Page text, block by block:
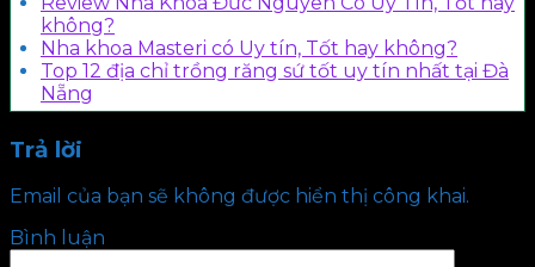
không?
Nha khoa Masteri có Uy tín, Tốt hay không?
Top 12 địa chỉ trồng răng sứ tốt uy tín nhất tại Đà
Nẵng
Trả lời
Email của bạn sẽ không được hiển thị công khai.
Bình luận